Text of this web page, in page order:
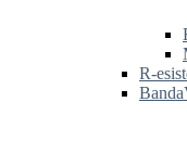
R-